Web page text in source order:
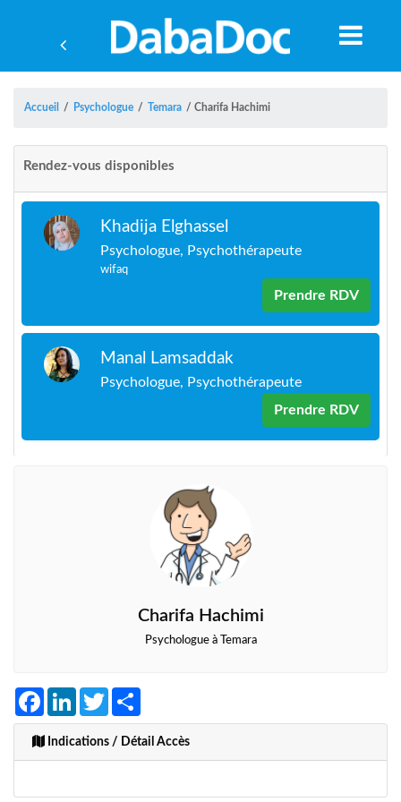
Accueil / Psychologue / Temara / Charifa Hachimi
Rendez-vous disponibles
Khadija Elghassel
Psychologue, Psychothérapeute
wifaq
Prendre RDV
Manal Lamsaddak
Psychologue, Psychothérapeute
Prendre RDV
Charifa Hachimi
Psychologue à Temara
FacebookLinkedInTwitter
Indications / Détail Accès